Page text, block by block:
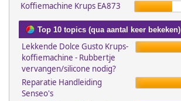
Koffiemachine Krups EA873
Top 10 topics (qua aantal keer bekeken)
Lekkende Dolce Gusto Krups-
koffiemachine - Rubbertje
vervangen/silicone nodig?
Reparatie Handleiding
Senseo's